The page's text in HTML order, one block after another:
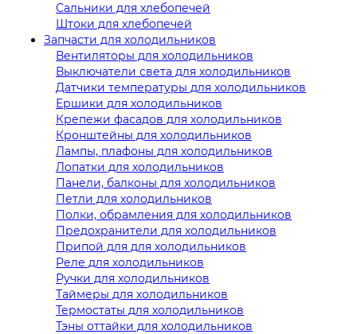
Сальники для хлебопечей
Штоки для хлебопечей
Запчасти для холодильников
Вентиляторы для холодильников
Выключатели света для холодильников
Датчики температуры для холодильников
Ершики для холодильников
Крепежи фасадов для холодильников
Кронштейны для холодильников
Лампы, плафоны для холодильников
Лопатки для холодильников
Панели, балконы для холодильников
Петли для холодильников
Полки, обрамления для холодильников
Предохранители для холодильников
Припой для для холодильников
Реле для холодильников
Ручки для холодильников
Таймеры для холодильников
Термостаты для холодильников
Тэны оттайки для холодильников